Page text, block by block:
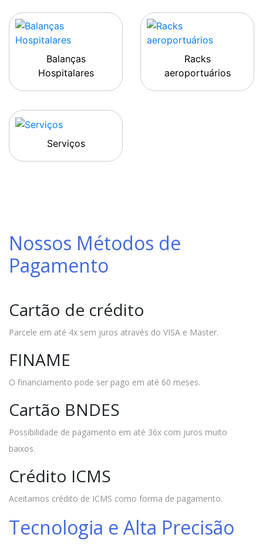
Balanças
Hospitalares
Racks
aeroportuários
Serviços
Nossos Métodos de
Pagamento
Cartão de crédito
Parcele em até 4x sem juros através do VISA e Master.
FINAME
O financiamento pode ser pago em até 60 meses.
Cartão BNDES
Possibilidade de pagamento em até 36x com juros muito
baixos.
Crédito ICMS
Aceitamos crédito de ICMS como forma de pagamento.
Tecnologia e Alta Precisão